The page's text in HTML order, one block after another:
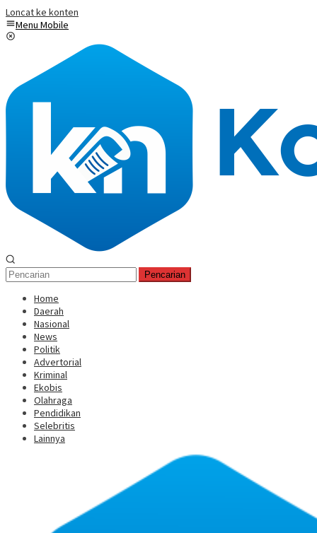
Loncat ke konten
Menu Mobile
Pencarian
Home
Daerah
Nasional
News
Politik
Advertorial
Kriminal
Ekobis
Olahraga
Pendidikan
Selebritis
Lainnya